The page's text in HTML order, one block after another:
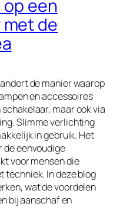
een
de
de manier waarop
en accessoires
maar ook via
Slimme verlichting
in gebruik. Het
de eenvoudige
voor mensen die
techniek. In deze blog
wat de voordelen
bij aanschaf en